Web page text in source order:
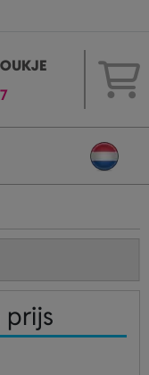
prijs